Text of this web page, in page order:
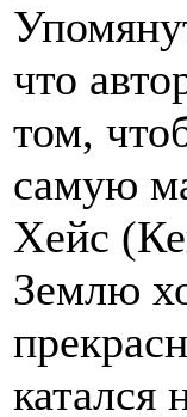
что
том,
самую
Хейс
Землю
катался